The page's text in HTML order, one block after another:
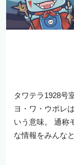
タワテラ1928号
ヨ・ワ・ウポレ
いう意味。 通称
な情報をみんな